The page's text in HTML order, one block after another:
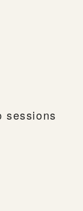
sessions